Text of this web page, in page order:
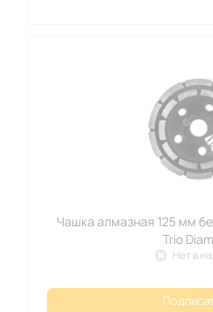
Чашка алмазная 125 мм
Trio
Нет в